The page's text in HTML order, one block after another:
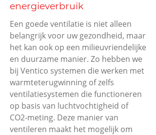
energieverbruik
Een goede ventilatie is niet alleen
belangrijk voor uw gezondheid, maar
het kan ook op een milieuvriendelijke
en duurzame manier. Zo hebben we
bij Ventico systemen die werken met
warmteterugwinning of zelfs
ventilatiesystemen die functioneren
op basis van luchtvochtigheid of
CO2-meting. Deze manier van
ventileren maakt het mogelijk om